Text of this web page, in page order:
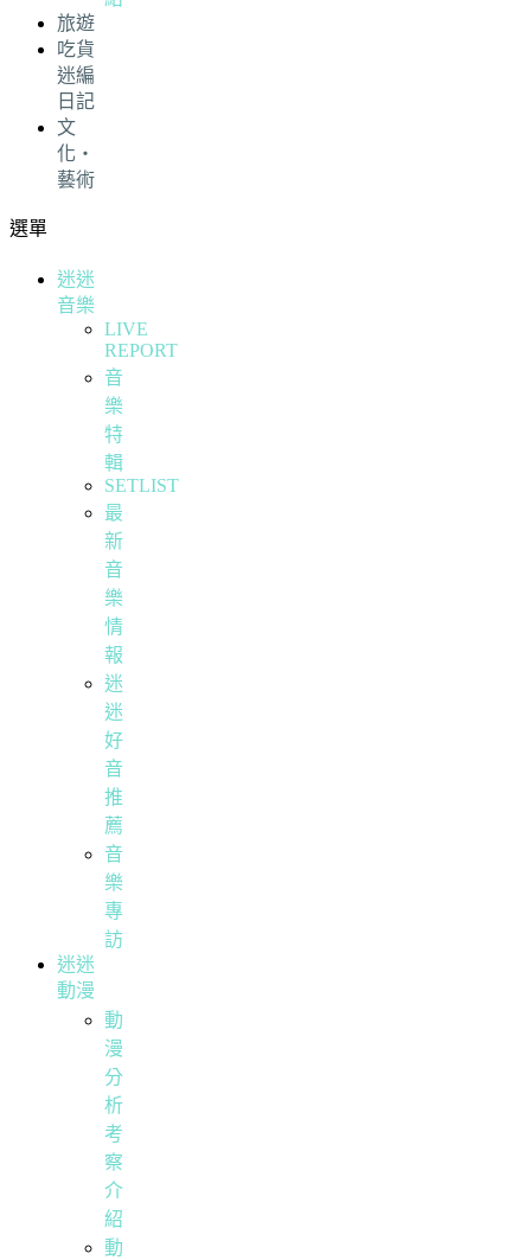
旅遊
吃貨
迷編
日記
文
化・
藝術
選單
迷迷
音樂
LIVE
REPORT
音
樂
特
輯
SETLIST
最
新
音
樂
情
報
迷
迷
好
音
推
薦
音
樂
專
訪
迷迷
動漫
動
漫
分
析
考
察
介
紹
動